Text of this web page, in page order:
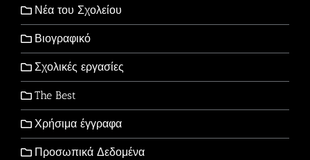
Νέα του Σχολείου
Βιογραφικό
Σχολικές εργασίες
The Best
Χρήσιμα έγγραφα
Προσωπικά Δεδομένα